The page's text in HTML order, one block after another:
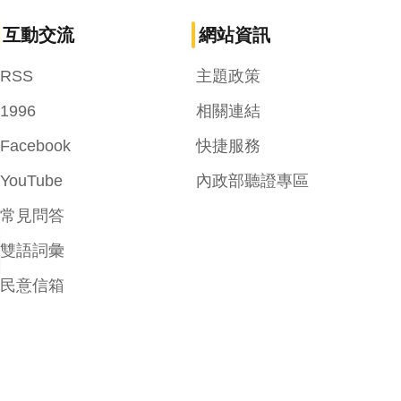
互動交流
RSS
1996
Facebook
YouTube
常見問答
雙語詞彙
民意信箱
網站資訊
主題政策
相關連結
快捷服務
內政部聽證專區